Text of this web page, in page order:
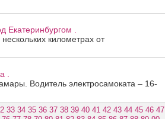
Екатеринбургом .
километрах от
.
Водитель электросамоката – 16-
33 34 35 36 37 38 39 40 41 42 43 44 45 46 47